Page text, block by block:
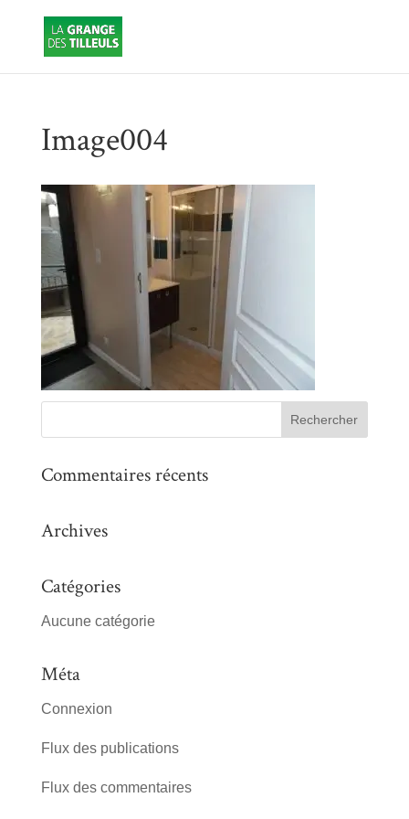
Image004
Commentaires récents
Archives
Catégories
Aucune catégorie
Méta
Connexion
Flux des publications
Flux des commentaires